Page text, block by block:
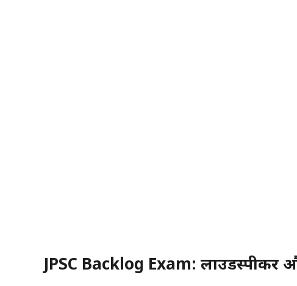
JPSC Backlog Exam: लाउडस्पीकर